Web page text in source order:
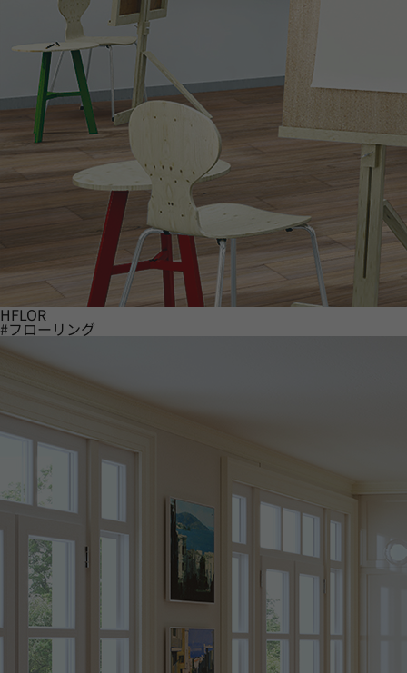
HFLOR
#フローリング